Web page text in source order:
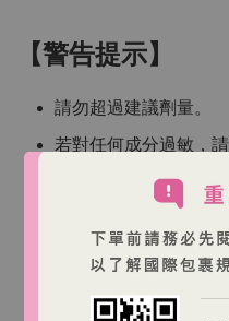
【警告提示】
請勿超過建議劑量。
若對任何成分過敏，請
如正在服用其他藥物
存放在 30°C 以下的